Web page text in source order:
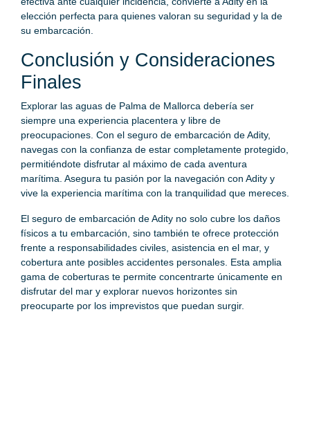
elección perfecta para quienes valoran su seguridad y la de
su embarcación.
Conclusión y Consideraciones
Finales
Explorar las aguas de Palma de Mallorca debería ser
siempre una experiencia placentera y libre de
preocupaciones. Con el seguro de embarcación de Adity,
navegas con la confianza de estar completamente protegido,
permitiéndote disfrutar al máximo de cada aventura
marítima. Asegura tu pasión por la navegación con Adity y
vive la experiencia marítima con la tranquilidad que mereces.
El seguro de embarcación de Adity no solo cubre los daños
físicos a tu embarcación, sino también te ofrece protección
frente a responsabilidades civiles, asistencia en el mar, y
cobertura ante posibles accidentes personales. Esta amplia
gama de coberturas te permite concentrarte únicamente en
disfrutar del mar y explorar nuevos horizontes sin
preocuparte por los imprevistos que puedan surgir.